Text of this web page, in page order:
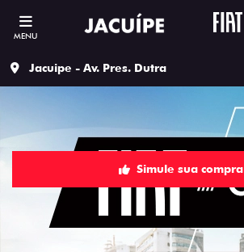
MENU
Jacuipe - Av. Pres. Dutra
Simule sua compra